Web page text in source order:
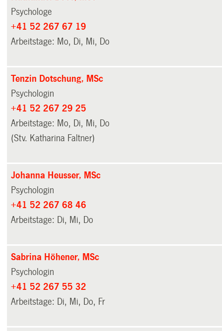
Psychologe
+41 52 267 67 19
Arbeitstage: Mo, Di, Mi, Do
Tenzin Dotschung, MSc
Psychologin
+41 52 267 29 25
Arbeitstage: Mo, Di, Mi, Do
(Stv. Katharina Faltner)
Johanna Heusser, MSc
Psychologin
+41 52 267 68 46
Arbeitstage: Di, Mi, Do
Sabrina Höhener, MSc
Psychologin
+41 52 267 55 32
Arbeitstage: Di, Mi, Do, Fr